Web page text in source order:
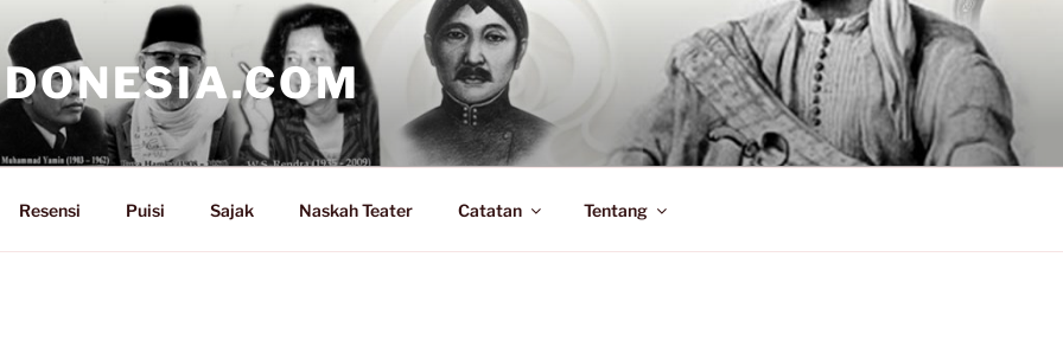
Resensi Puisi Sajak Naskah Teater Catatan Tentang